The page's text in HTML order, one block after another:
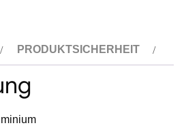
PRODUKTSICHERHEIT